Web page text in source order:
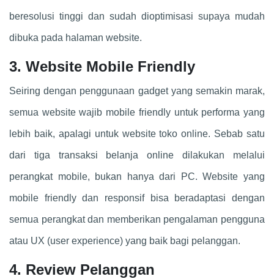
beresolusi tinggi dan sudah dioptimisasi supaya mudah
dibuka pada halaman website.
3. Website Mobile Friendly
Seiring dengan penggunaan gadget yang semakin marak,
semua website wajib mobile friendly untuk performa yang
lebih baik, apalagi untuk website toko online. Sebab satu
dari tiga transaksi belanja online dilakukan melalui
perangkat mobile, bukan hanya dari PC. Website yang
mobile friendly dan responsif bisa beradaptasi dengan
semua perangkat dan memberikan pengalaman pengguna
atau UX (user experience) yang baik bagi pelanggan.
4. Review Pelanggan